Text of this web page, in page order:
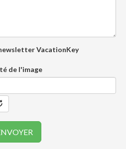
VacationKey
de l'image